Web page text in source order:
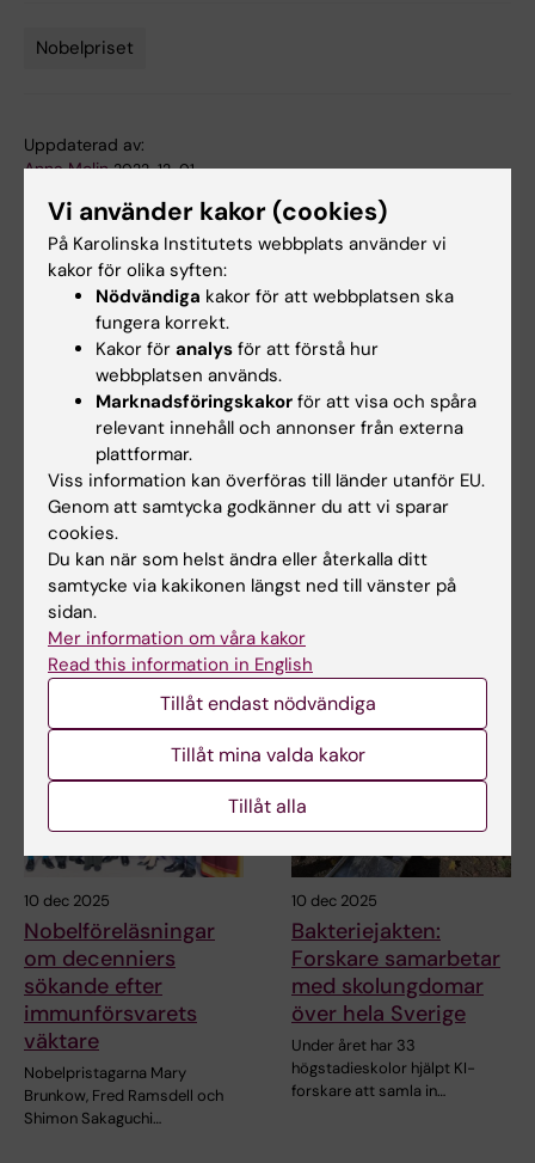
Nobelpriset
Uppdaterad av:
Anna Molin 2022-12-01
Dela
Mer om det här ämnet
Tasuku Honjos Nobelföreläsning
Nobelprisbelönad upptäckt – ett forskningsområde
som utvecklas snabbt
James P. Allisons Nobelföreläsning
Hela pressmeddelandet på nobelprizemedicine.org
Relaterade artiklar
10 dec 2025
Nobelföreläsningar
om decenniers
sökande efter
immunförsvarets
väktare
Nobelpristagarna Mary
Brunkow, Fred Ramsdell och
Shimon Sakaguchi…
10 dec 2025
Bakteriejakten:
Forskare samarbetar
med skolungdomar
över hela Sverige
Under året har 33
högstadieskolor hjälpt KI-
forskare att samla in…
Vi använder kakor (cookies)
På Karolinska Institutets webbplats använder vi
kakor för olika syften:
Nödvändiga kakor för att webbplatsen ska
fungera korrekt.
Kakor för analys för att förstå hur
webbplatsen används.
Marknadsföringskakor för att visa och spåra
relevant innehåll och annonser från externa
plattformar.
Viss information kan överföras till länder utanför EU.
Genom att samtycka godkänner du att vi sparar
cookies.
Du kan när som helst ändra eller återkalla ditt
samtycke via kakikonen längst ned till vänster på
sidan.
Mer information om våra kakor
Read this information in English
Tillåt endast nödvändiga
Tillåt mina valda kakor
Tillåt alla